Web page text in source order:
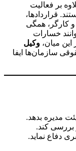
بر فعالیت
قراردادها،
و کارگر، همگی
خسارات
این میان، وکیل
سازمان‌ها ایفا
مدیره بدهد.
بررسی کند.
دفاع نماید.